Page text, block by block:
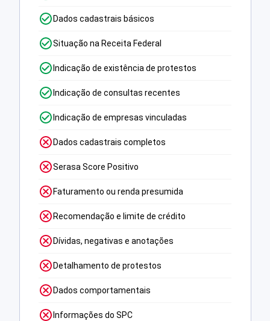
Dados cadastrais básicos
Situação na Receita Federal
Indicação de existência de protestos
Indicação de consultas recentes
Indicação de empresas vinculadas
Dados cadastrais completos
Serasa Score Positivo
Faturamento ou renda presumida
Recomendação e limite de crédito
Dívidas, negativas e anotações
Detalhamento de protestos
Dados comportamentais
Informações do SPC